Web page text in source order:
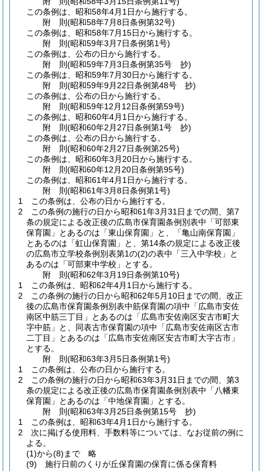
この条例は、昭和58年4月1日から施行する。
附 則(昭和58年7月8日条例第32号)
この条例は、昭和58年7月15日から施行する。
附 則(昭和59年3月7日条例第1号)
この条例は、公布の日から施行する。
附 則(昭和59年7月3日条例第35号 抄)
この条例は、昭和59年7月30日から施行する。
附 則(昭和59年9月22日条例第48号 抄)
この条例は、公布の日から施行する。
附 則(昭和59年12月12日条例第59号)
この条例は、昭和60年4月1日から施行する。
附 則(昭和60年2月27日条例第1号 抄)
この条例は、公布の日から施行する。
附 則(昭和60年2月27日条例第25号)
この条例は、昭和60年3月20日から施行する。
附 則(昭和60年12月20日条例第95号)
この条例は、昭和61年4月1日から施行する。
附 則(昭和61年3月8日条例第1号)
1
この条例は、公布の日から施行する。
2
この条例の施行の日から昭和61年3月31日までの間、第7
条の規定による改正後の広島市保育園条例別表中「可部東
保育園」とあるのは「東山保育園」と、「亀山南保育園」
とあるのは「虹山保育園」と、第14条の規定による改正後
の広島市立学校条例別表第1の(2)の表中「三入中学校」と
あるのは「可部東中学校」とする。
附 則(昭和62年3月19日条例第10号)
1
この条例は、昭和62年4月1日から施行する。
2
この条例の施行の日から昭和62年5月10日までの間、改正
後の広島市保育園条例別表中筋保育園の項中「広島市安佐
南区中筋三丁目」とあるのは「広島市安佐南区安古市町大
字中筋」と、同表古市保育園の項中「広島市安佐南区古市
二丁目」とあるのは「広島市安佐南区安古市町大字古市」
とする。
附 則(昭和63年3月5日条例第1号)
1
この条例は、公布の日から施行する。
2
この条例の施行の日から昭和63年3月31日までの間、第3
条の規定による改正後の広島市保育園条例別表中「八幡東
保育園」とあるのは「中地保育園」とする。
附 則(昭和63年3月25日条例第15号 抄)
1
この条例は、昭和63年4月1日から施行する。
2
次に掲げる使用料、手数料等については、なお従前の例に
よる。
(1)から(8)まで
略
(9)
施行日前のくりが丘保育園の保育に係る保育料